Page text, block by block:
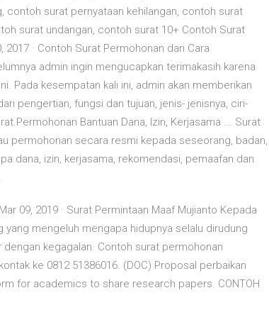
contoh surat pernyataan kehilangan, contoh surat
surat undangan, contoh surat 10+ Contoh Surat
· Contoh Surat Permohonan dan Cara
admin ingin mengucapkan terimakasih karena
Pada kesempatan kali ini, admin akan memberikan
pengertian, fungsi dan tujuan, jenis- jenisnya, ciri-
Permohonan Bantuan Dana, Izin, Kerjasama ... Surat
permohonan secara resmi kepada seseorang, badan,
dana, izin, kerjasama, rekomendasi, pemaafan dan
09, 2019 · Surat Permintaan Maaf Mujianto Kepada
yang mengeluh mengapa hidupnya selalu dirudung
kegagalan. Contoh surat permohonan
ke 0812 51386016. (DOC) Proposal perbaikan
for academics to share research papers. CONTOH